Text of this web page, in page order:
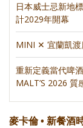
日本威士忌新地
計2029年開幕
MINI ✕ 宜蘭凱渡
重新定義當代啤
MALT’S 2026 質
麥卡倫 • 新餐酒